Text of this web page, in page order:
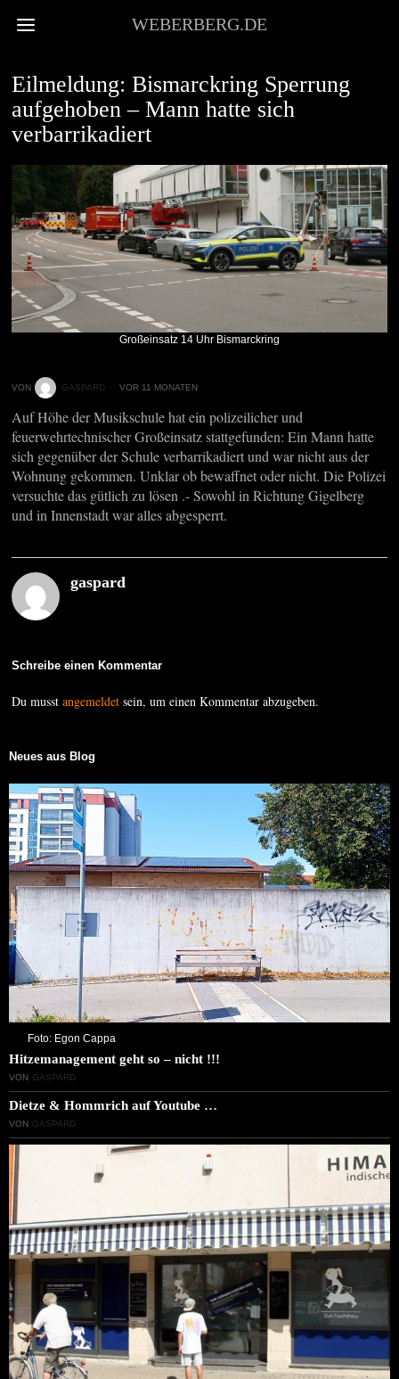
WEBERBERG.DE
Eilmeldung: Bismarckring Sperrung
aufgehoben – Mann hatte sich
verbarrikadiert
Großeinsatz 14 Uhr Bismarckring
VON GASPARD VOR 11 MONATEN
Auf Höhe der Musikschule hat ein polizeilicher und
feuerwehrtechnischer Großeinsatz stattgefunden: Ein Mann hatte
sich gegenüber der Schule verbarrikadiert und war nicht aus der
Wohnung gekommen. Unklar ob bewaffnet oder nicht. Die Polizei
versuchte das gütlich zu lösen .- Sowohl in Richtung Gigelberg
und in Innenstadt war alles abgesperrt.
gaspard
Schreibe einen Kommentar
Du musstangemeldet sein, um einen Kommentar abzugeben.
Neues aus Blog
Foto: Egon Cappa
Hitzemanagement geht so – nicht !!!
VON GASPARD
Dietze & Hommrich auf Youtube …
VON GASPARD